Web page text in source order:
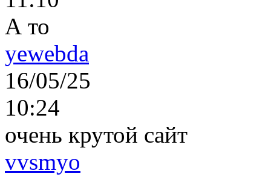
А то
yewebda
16/05/25
10:24
очень крутой сайт
vvsmyo